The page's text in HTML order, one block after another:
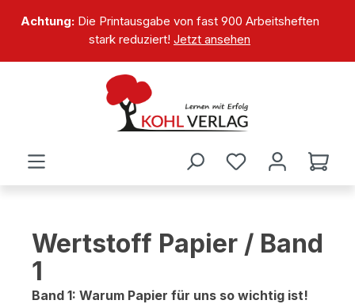
springen
Achtung:Die Printausgabe von fast 900 Arbeitsheften
stark reduziert! Jetzt ansehen
Wertstoff Papier / Band
1
Band 1: Warum Papier für uns so wichtig ist!